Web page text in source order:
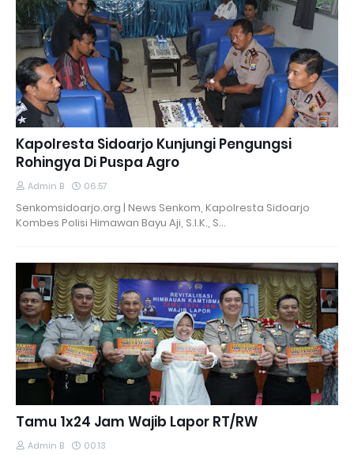
Kapolresta Sidoarjo Kunjungi Pengungsi
Rohingya Di Puspa Agro
Admin B 06.57
Senkomsidoarjo.org | News Senkom, Kapolresta Sidoarjo
Kombes Polisi Himawan Bayu Aji, S.I.K., S…
Tamu 1x24 Jam Wajib Lapor RT/RW
Admin B 00.13